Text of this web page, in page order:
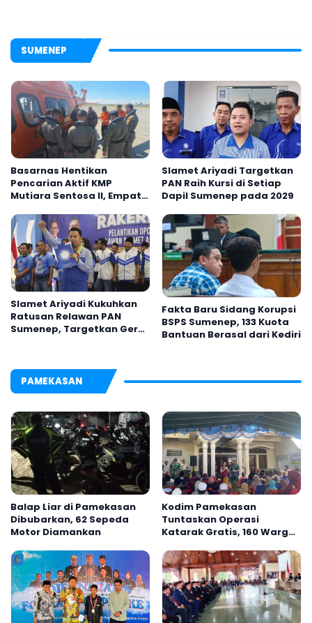
SUMENEP
Basarnas Hentikan
Pencarian Aktif KMP
Mutiara Sentosa II, Empat
Slamet Ariyadi Targetkan
PAN Raih Kursi di Setiap
Dapil Sumenep pada 2029
Slamet Ariyadi Kukuhkan
Ratusan Relawan PAN
Sumenep, Targetkan Gerak
Fakta Baru Sidang Korupsi
BSPS Sumenep, 133 Kuota
Bantuan Berasal dari Kediri
PAMEKASAN
Balap Liar di Pamekasan
Dibubarkan, 62 Sepeda
Motor Diamankan
Kodim Pamekasan
Tuntaskan Operasi
Katarak Gratis, 160 Warga
Jelas